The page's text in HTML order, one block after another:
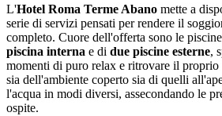
L'Hotel Roma Terme Abano mette a
serie di servizi pensati per rendere il
completo. Cuore dell'offerta sono le
piscina interna e di due piscine esterne,
momenti di puro relax e ritrovare il
sia dell'ambiente coperto sia di quelli
l'acqua in modi diversi, assecondando le
ospite.